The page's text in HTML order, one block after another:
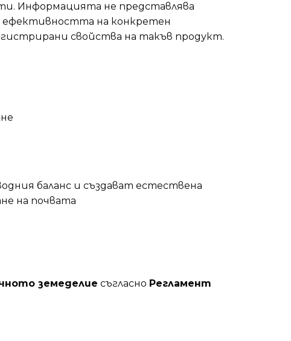
Информацията не представлява
ефективността на конкретен
свойства на такъв продукт.
баланс и създават естествена
на почвата
земеделие съгласно Регламент